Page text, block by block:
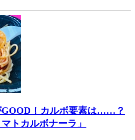
GOOD！カルボ要素は……？
トカルボナーラ」